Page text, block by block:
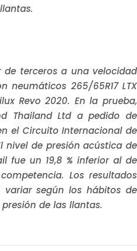
terceros a una velocidad
neumáticos 265/65R17 LTX
Revo 2020. En la prueba,
Thailand Ltd a pedido de
el Circuito Internacional de
nivel de presión acústica de
fue un 19,8 % inferior al de
Los resultados
variar según los hábitos de
de las llantas.